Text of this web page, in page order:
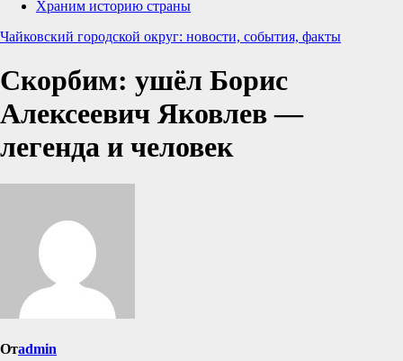
Храним историю страны
Чайковский городской округ: новости, события, факты
Скорбим: ушёл Борис
Алексеевич Яковлев —
легенда и человек
Отadmin